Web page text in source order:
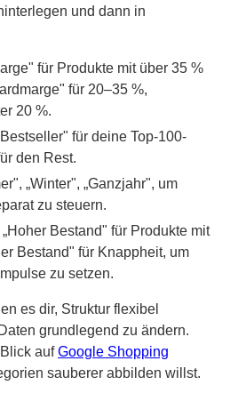
und dann in
für Produkte mit über 35 %
für 20–35 %,
20 %.
für deine Top-100-
den Rest.
„Winter", „Ganzjahr", um
zu steuern.
„Hoher Bestand" für Produkte mit
Bestand" für Knappheit, um
zu setzen.
es dir, Struktur flexibel
grundlegend zu ändern.
aufGoogle Shopping
sauberer abbilden willst.